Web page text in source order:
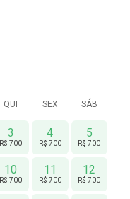
QUI SEX SÁB
3
R$ 700
4
R$ 700
5
R$ 700
10
R$ 700
11
R$ 700
12
R$ 700